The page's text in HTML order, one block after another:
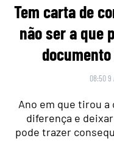
Tem carta de
não ser a que
08:50 9
Ano em que tirou
diferença e
pode trazer